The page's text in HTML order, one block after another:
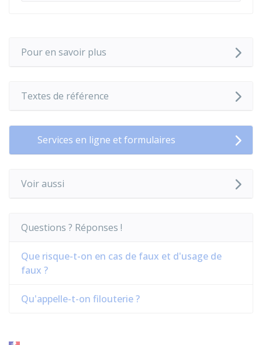
Pour en savoir plus
Textes de référence
Services en ligne et formulaires
Voir aussi
Questions ? Réponses !
Que risque-t-on en cas de faux et d'usage de
faux ?
Qu'appelle-t-on filouterie ?